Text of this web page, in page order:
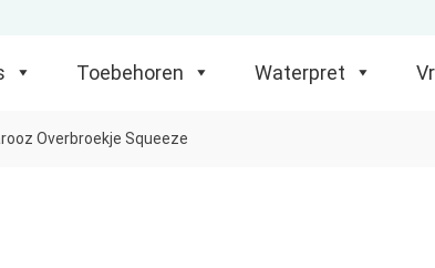
Toebehoren Waterpret
Overbroekje Squeeze